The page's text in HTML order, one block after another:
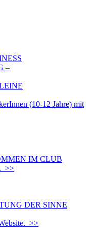
–
(10-12 Jahre) mit
IM CLUB
>>
DER SINNE
>>